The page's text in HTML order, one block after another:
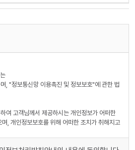
, "정보통신망 이용촉진 및 정보보호"에 관한 법
여 고객님께서 제공하시는 개인정보가 어떠한
, 개인정보보호를 위해 어떠한 조치가 취해지고